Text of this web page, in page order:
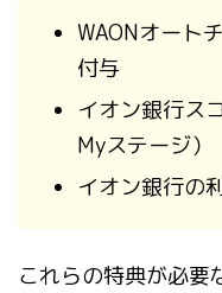
WAONオート
付与
イオン銀行ス
Myステージ）
イオン銀行の
これらの特典が必要